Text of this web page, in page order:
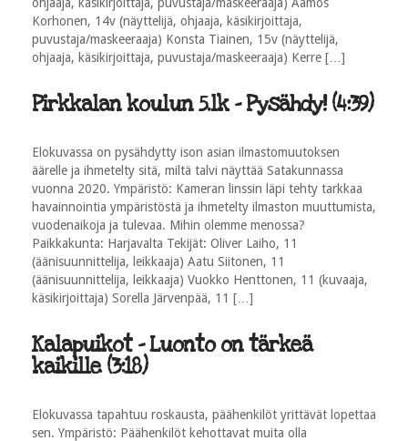
Korhonen, 14v (näyttelijä, ohjaaja, käsikirjoittaja,
puvustaja/maskeeraaja) Konsta Tiainen, 15v (näyttelijä,
ohjaaja, käsikirjoittaja, puvustaja/maskeeraaja) Kerre […]
Pirkkalan koulun 5.lk - Pysähdy! (4:39)
Elokuvassa on pysähdytty ison asian ilmastomuutoksen
äärelle ja ihmetelty sitä, miltä talvi näyttää Satakunnassa
vuonna 2020. Ympäristö: Kameran linssin läpi tehty tarkkaa
havainnointia ympäristöstä ja ihmetelty ilmaston muuttumista,
vuodenaikoja ja tulevaa. Mihin olemme menossa?
Paikkakunta: Harjavalta Tekijät: Oliver Laiho, 11
(äänisuunnittelija, leikkaaja) Aatu Siitonen, 11
(äänisuunnittelija, leikkaaja) Vuokko Henttonen, 11 (kuvaaja,
käsikirjoittaja) Sorella Järvenpää, 11 […]
Kalapuikot - Luonto on tärkeä
kaikille (3:18)
Elokuvassa tapahtuu roskausta, päähenkilöt yrittävät lopettaa
sen. Ympäristö: Päähenkilöt kehottavat muita olla